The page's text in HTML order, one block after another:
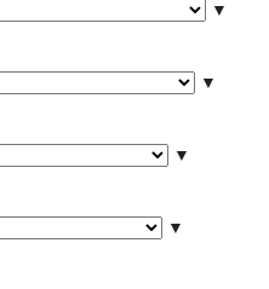
▼
▼
▼
▼